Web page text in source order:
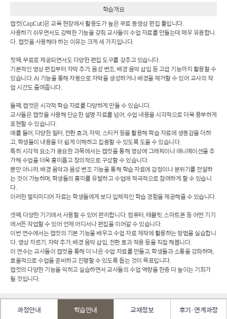
학습개요
캡컷(CapCut)은 교육 현장에서 활용도가 높은 무료 동영상 편집 툴입니다.
사용하기 쉬우면서도 강력한 기능을 갖춰 교사들이 수업 자료를 만들는데 매우 유용합니
다. 캡컷을 사용해야 하는 이유는 크게 세 가지입니다.
첫째, 무료로 제공되면서도 다양한 편집 도구를 갖추고 있습니다.
기본적인 영상 편집부터 자막 추가, 음성 변조, 배경 음악 삽입 등 고급 기능까지 활용할 수
있습니다. AI 기능을 통해 자동으로 자막을 생성하거나 배경을 제거할 수 있어 교사의 작
업 시간도 줄여줍니다.
둘째, 캡컷은 시각적 학습 자료를 다양하게 만들 수 있습니다.
교사들은 캡컷을 사용해 단순한 설명 자료를 넘어, 수업 내용을 시각적으로 더욱 풍부하게
표현할 수 있습니다.
예를 들어, 다양한 필터, 전환 효과, 자막, 스티커 등을 활용해 학습 자료에 생동감을 더하
고, 학생들이 내용을 더 쉽게 이해하고 집중할 수 있도록 도울 수 있습니다.
특히 시각적 요소가 중요한 과목에서는 캡컷을 통해 영상에 그래픽이나 애니메이션을 추
가해 수업을 더욱 흥미롭고 창의적으로 구성할 수 있습니다.
뿐만 아니라, 배경 음악과 음성 변조 기능을 통해 학습 자료에 감정이나 분위기를 전달하
는 것이 가능하며, 학생들의 흥미를 유발하고 수업에 적극적으로 참여하게 할 수 있습니
다.
이러한 멀티미디어 자료는 학생들에게 보다 입체적인 학습 경험을 제공해줄 수 있습니다.
셋째, 다양한 기기에서 사용할 수 있어 편리합니다. 컴퓨터, 태블릿, 스마트폰 등 어떤 기기
에서든 작업할 수 있어 언제 어디서나 편집을 이어갈 수 있습니다.
이번 연수에서는 캡컷의 기본 기능을 배우고 수업 자료 제작에 활용하는 방법을 실습합니
다. 영상 자르기, 자막 추가, 배경 음악 삽입, 전환 효과 적용 등을 직접 해봅니다.
이 연수는 교사들이 캡컷을 통해 더 나은 수업 자료를 만들고, 학생들과 소통을 강화하며,
효율적으로 수업을 준비하고 진행할 수 있도록 돕는 것이 목표입니다.
캡컷의 다양한 기능을 익히고 실습하면서 교사들의 수업 역량을 한층 더 높이는 기회가
될 것입니다.
과정안내 학습안내 교재정보 후기·연계과정